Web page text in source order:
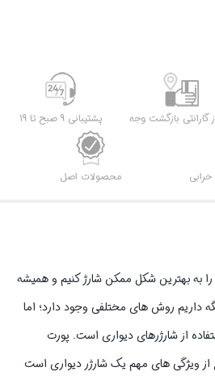
پشتیبانی 9 صبح تا 19
محصولات اصل
را به بهترین شکل ممکن شارژ کنیم و همیشه
داریم روش های مختلفی وجود دارد؛ اما
از شارژرهای دیواری است. پورت
از ویژگی های مهم یک شارژر دیواری است